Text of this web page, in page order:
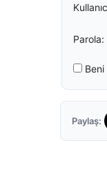
Parola:
Beni
Paylaş: